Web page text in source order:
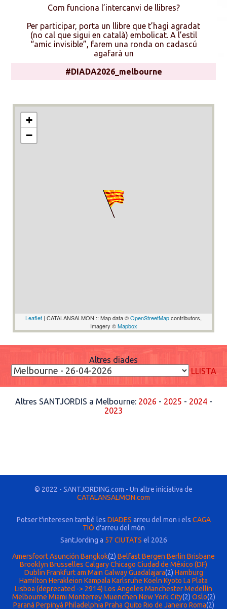
Com funciona l’intercanvi de llibres?
Per participar, porta un llibre que t’hagi agradat
(no cal que sigui en català) embolicat. A l’estil
“amic invisible”, farem una ronda on cadascú
agafarà un
#DIADA2026_melbourne
+
−
Leaflet | CATALANSALMON :: Map data ©OpenStreetMapcontributors,
Imagery ©Mapbox
Altres diades
LLISTA
Altres SANTJORDIS a Melbourne: 2026 - 2025 - 2024-
2023
© 2022 - SANTJORDING.com - Un altre iniciativa de
CATALANSALMON.com
Potser t'interesen també les DIADES arreu del mon i els CAGA
TIÓ d'arreu del món
SantJording a 57 CIUTATS el 2026
AmersfoortAsunción Bangkok(2) BelfastBergen Berlin Brisbane
Brooklyn Brusselles CalgaryChicago Ciudad de México (DF)
Dublin Frankfurt am Main Galway Guadalajara(2) Hamburg
Hamilton Herakleion Kampala Karlsruhe Koeln Kyoto La Plata
Lisboa (deprecated -> 2914) Los Angeles ManchesterMedellín
Melbourne Miami Monterrey Muenchen New York City(2) Oslo(2)
Paraná Perpinyà Philadelphia Praha Quito Rio de Janeiro Roma(2)